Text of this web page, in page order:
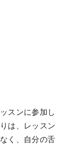
スンに参加し
は、レッスン
く、自分の舌